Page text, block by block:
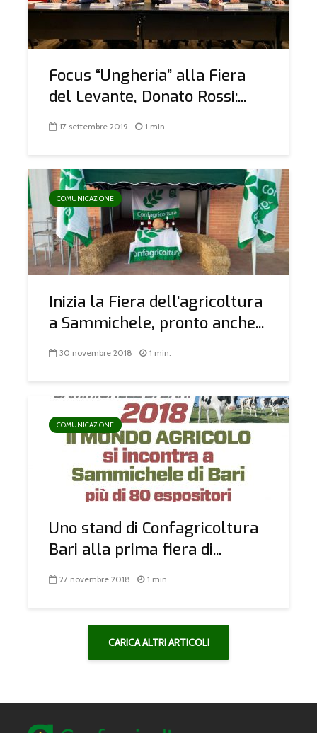
Focus “Ungheria” alla Fiera
del Levante, Donato Rossi:...
17 settembre 2019 1 min.
COMUNICAZIONE
Inizia la Fiera dell’agricoltura
a Sammichele, pronto anche...
30 novembre 2018 1 min.
COMUNICAZIONE
Uno stand di Confagricoltura
Bari alla prima fiera di...
27 novembre 2018 1 min.
CARICA ALTRI ARTICOLI